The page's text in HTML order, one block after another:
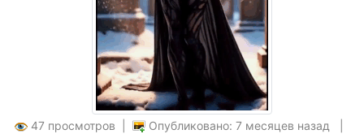
47 просмотров |
Опубликовано: 7 месяцев назад |